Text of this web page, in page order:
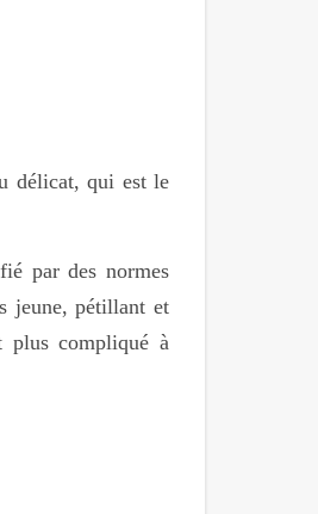
délicat, qui est le
par des normes
jeune, pétillant et
plus compliqué à